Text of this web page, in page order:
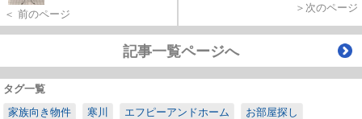
＜ 前のページ
＞次のページ
記事一覧ページへ
タグ一覧
家族向き物件
寒川 エフピーアンドホーム お部屋探し